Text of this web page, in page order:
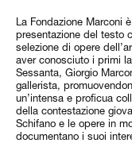
La Fondazione Marconi
presentazione del testo
selezione di opere
aver conosciuto i primi
Sessanta, Giorgio
gallerista,
un’intensa e proficua
della contestazione
Schifano e le opere in
documentano i suoi